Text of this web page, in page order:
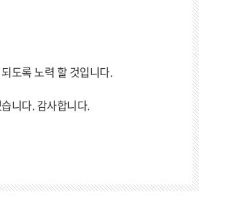
도록 노력 할 것입니다.
니다. 감사합니다.